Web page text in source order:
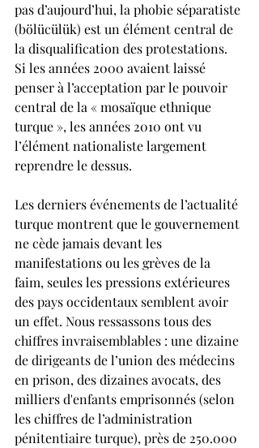
pas d’aujourd’hui, la phobie séparatiste
(bölücülük) est un élément central de
la disqualification des protestations.
Si les années 2000 avaient laissé
penser à l’acceptation par le pouvoir
central de la « mosaïque ethnique
turque », les années 2010 ont vu
l’élément nationaliste largement
reprendre le dessus.
Les derniers événements de l’actualité
turque montrent que le gouvernement
ne cède jamais devant les
manifestations ou les grèves de la
faim, seules les pressions extérieures
des pays occidentaux semblent avoir
un effet. Nous ressassons tous des
chiffres invraisemblables : une dizaine
de dirigeants de l’union des médecins
en prison, des dizaines avocats, des
milliers d'enfants emprisonnés (selon
les chiffres de l’administration
pénitentiaire turque), près de 250.000